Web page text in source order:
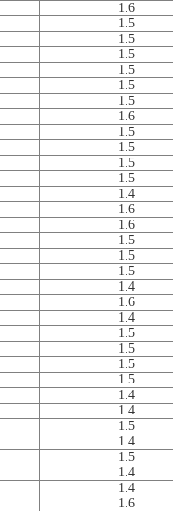
1.6
1.5
1.5
1.5
1.5
1.5
1.5
1.6
1.5
1.5
1.5
1.5
1.4
1.6
1.6
1.5
1.5
1.5
1.4
1.6
1.4
1.5
1.5
1.5
1.5
1.4
1.4
1.5
1.4
1.5
1.4
1.4
1.6